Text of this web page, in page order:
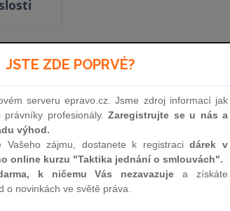
od 1. 1. 2026
40
ZÁKON
ze dne 8. ledna 2009
JSTE ZDE POPRVÉ?
serveru epravo.cz. Jsme zdroj informací jak
právníky profesionály.Zaregistrujte se u nás a
výhod.
Vašeho zájmu, dostanete k registracidárek v
online kurzu "Taktika jednání o smlouvách".
k ničemu Vás nezavazuje a získáte
o novinkách ve světě práva.